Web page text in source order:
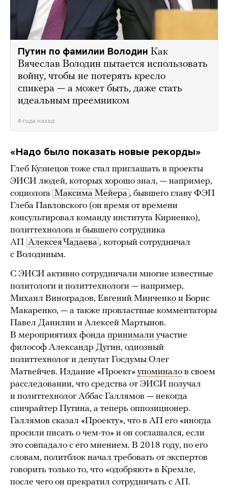
Путин по фамилии Володин Как
Вячеслав Володин пытается использовать
войну, чтобы не потерять кресло
спикера — а может быть, даже стать
идеальным преемником
4 года назад
«Надо было показать новые рекорды»
Глеб Кузнецов тоже стал приглашать в проекты
ЭИСИ людей, которых хорошо знал, — например,
социолога Максима Мейера , бывшего главу ФЭП
Глеба Павловского (он время от времени
консультировал команду института Кириенко),
политтехнолога и бывшего сотрудника
АП Алексея Чадаева , который сотрудничал
с Володиным.
С ЭИСИ активно сотрудничали многие известные
политологи и политтехнологи — например,
Михаил Виноградов, Евгений Минченко и Борис
Макаренко, — а также провластные комментаторы
Павел Данилин и Алексей Мартынов.
В мероприятиях фонда принимали участие
философ Александр Дугин, одиозный
политтехнолог и депутат Госдумы Олег
Матвейчев. Издание «Проект» упоминало в своем
расследовании, что средства от ЭИСИ получал
и политтехнолог Аббас Галлямов — некогда
спичрайтер Путина, а теперь оппозиционер.
Галлямов сказал «Проекту», что в АП его «иногда
просили писать о чем-то» и он соглашался, если
это совпадало с его мнением. В 2018 году, по его
словам, политблок начал требовать от экспертов
говорить только то, что «одобряют» в Кремле,
после чего он прекратил сотрудничать с АП.